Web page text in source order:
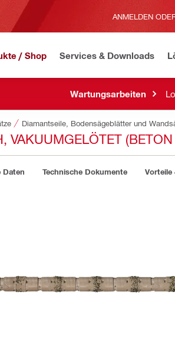
ANMELDEN
/ Shop Services & Downloads
Wartungsarbeiten
Diamantseile, Bodensägeblätter und
VAKUUMGELÖTET
Daten Technische Dokumente Vorteile